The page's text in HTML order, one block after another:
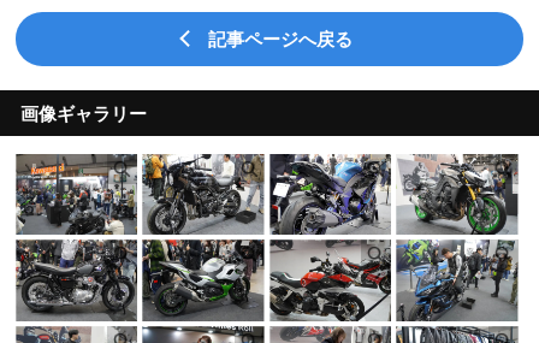
記事ページへ戻る
画像ギャラリー